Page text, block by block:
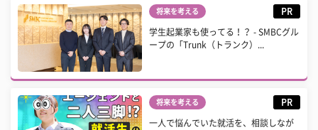
将来を考える PR
学生起業家も使ってる！？ - SMBCグル
ープの「Trunk（トランク）...
将来を考える PR
一人で悩んでいた就活を、相談しなが